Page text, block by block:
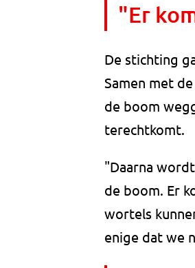
"Er
De stichting
Samen met
de boom
terechtkomt.
"Daarna
de boom. Er
wortels
enige dat we